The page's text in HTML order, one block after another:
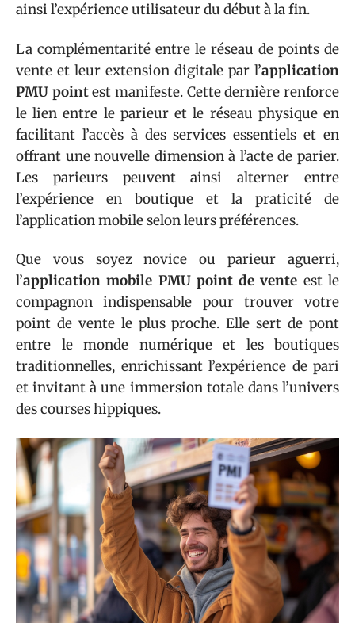
ainsi l’expérience utilisateur du début à la fin.
La complémentarité entre le réseau de points de
vente et leur extension digitale par l’application
PMU pointest manifeste. Cette dernière renforce
le lien entre le parieur et le réseau physique en
facilitant l’accès à des services essentiels et en
offrant une nouvelle dimension à l’acte de parier.
Les parieurs peuvent ainsi alterner entre
l’expérience en boutique et la praticité de
l’application mobile selon leurs préférences.
Que vous soyez novice ou parieur aguerri,
l’application mobile PMU point de vente est le
compagnon indispensable pour trouver votre
point de vente le plus proche. Elle sert de pont
entre le monde numérique et les boutiques
traditionnelles, enrichissant l’expérience de pari
et invitant à une immersion totale dans l’univers
des courses hippiques.